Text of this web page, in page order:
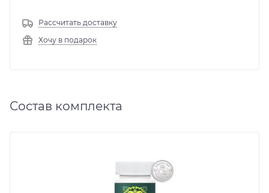
Рассчитать доставку
Хочу в подарок
Состав комплекта